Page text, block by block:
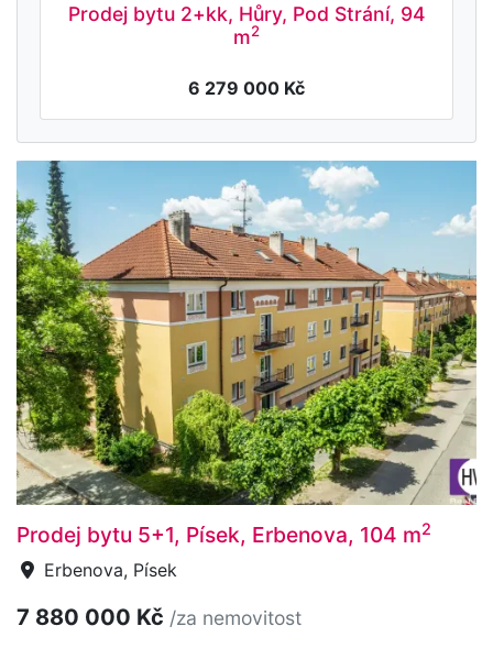
Prodej bytu 2+kk, Hůry, Pod Strání, 94
m2
6 279 000 Kč
Prodej bytu 5+1, Písek, Erbenova, 104 m2
Erbenova, Písek
7 880 000 Kč /za nemovitost